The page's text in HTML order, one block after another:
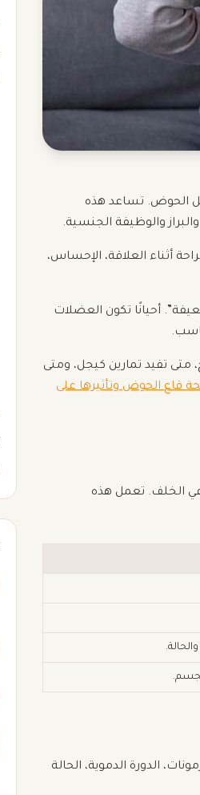
الحوض. تساعد هذه
والوظيفة الجنسية.
أثناء العلاقة، الإحساس،
أحيانًا تكون العضلات
تفيد تمارين كيجل، ومتى
قاع الحوض وتأثيرها على
الخلف. تعمل هذه
الدورة الدموية، الحالة